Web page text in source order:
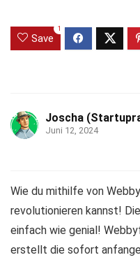
Save
1
Joscha
Juni 12, 2024
Wie du mithilfe von
revolutionieren kannst!
einfach wie genial!
erstellt die sofort